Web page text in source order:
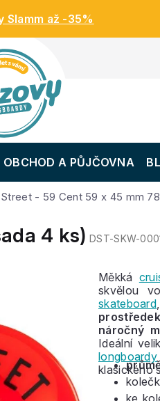
Slamm až -35%
OBCHOD A PŮJČOVNA
- 59 Cent 59 x 45 mm
4 ks) DST-SKW-
Měkká
skvělou
skateboard
prostředek
náročný
Ideální
longboardy
klasického
ke